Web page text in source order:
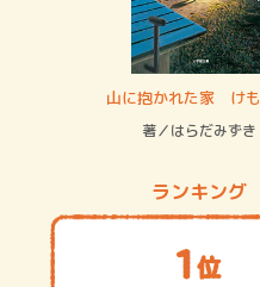
山に抱かれた家 け
著／はらだみずき
ランキング